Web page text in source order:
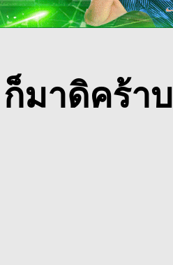
มาดิคร้าบ